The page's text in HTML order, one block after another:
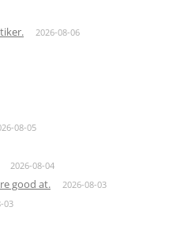
2026-08-06
08-05
2026-08-04
good at. 2026-08-03
03